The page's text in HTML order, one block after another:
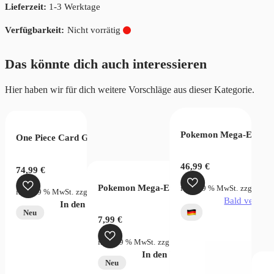
Lieferzeit: 1-3 Werktage
Nicht vorrätig
Das könnte dich auch interessieren
Hier haben wir für dich weitere Vorschläge aus dieser Kategorie.
7
zzgl. Versandkosten
Vol. 3
One Piece Card Game Legacy of the Master OPC12 Display
74,99€
inkl. 19 % MwSt. zzgl. Versandkosten
In den Warenkorb
Neu
Pokemon Mega-Evolution Pitch Black
7,99€
inkl. 19 % MwSt. zzgl.
In den Warenkorb
Neu
Pokemon Mega-
46,99 €
inkl. 19 % MwSt. zzgl.
Bald